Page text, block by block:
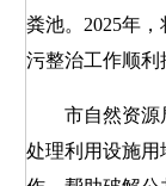
粪池。2025年
污整治工作顺利
市自然资源局
处理利用设施